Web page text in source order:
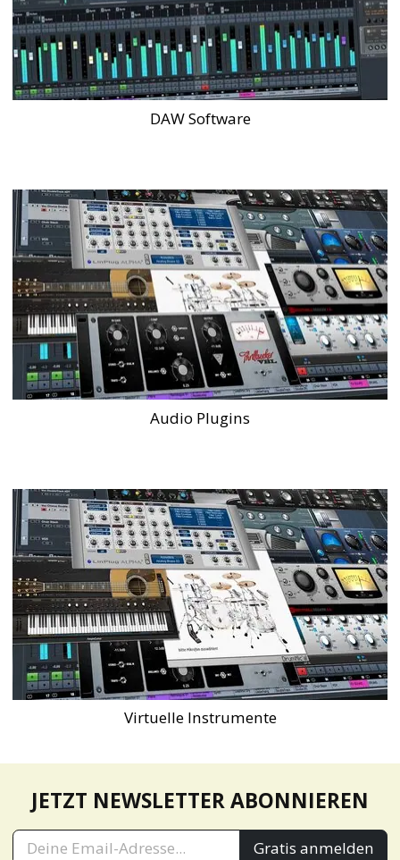
DAW Software
Audio Plugins
Virtuelle Instrumente
JETZT NEWSLETTER ABONNIEREN
Gratis anmelden